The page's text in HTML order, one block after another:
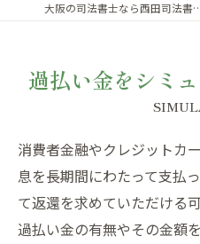
大阪の司法書士なら
過払い金をシミ
消費者金融やクレジットカ
息を長期間にわたって支払
て返還を求めていただける
過払い金の有無やその金額